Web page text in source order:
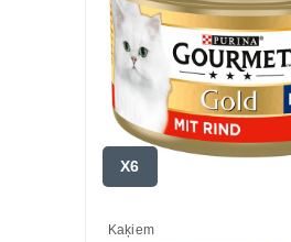
X6
Kaķiem